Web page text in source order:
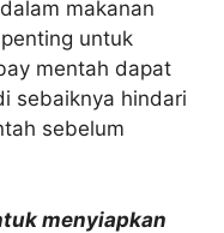
makanan
untuk
mentah dapat
sebaiknya hindari
sebelum
menyiapkan